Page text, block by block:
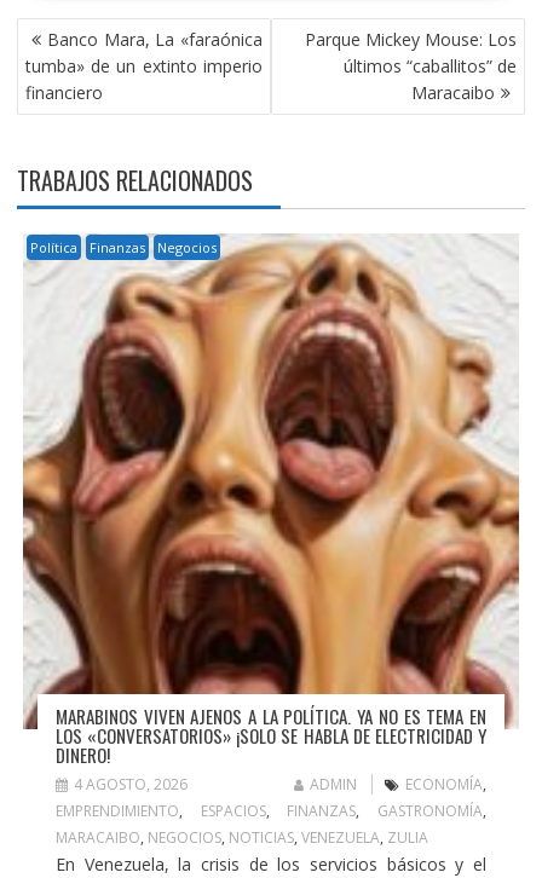
NAVEGACIÓN
DE
ENTRADAS
Banco Mara, La «faraónica
tumba» de un extinto imperio
financiero
Parque Mickey Mouse: Los
últimos “caballitos” de
Maracaibo
TRABAJOS RELACIONADOS
Política Finanzas Negocios
MARABINOS VIVEN AJENOS A LA POLÍTICA. YA NO ES TEMA EN
LOS «CONVERSATORIOS» ¡SOLO SE HABLA DE ELECTRICIDAD Y
DINERO!
4 AGOSTO, 2026 ADMIN ECONOMÍA,
EMPRENDIMIENTO, ESPACIOS, FINANZAS, GASTRONOMÍA,
MARACAIBO, NEGOCIOS, NOTICIAS, VENEZUELA, ZULIA
En Venezuela, la crisis de los servicios básicos y el